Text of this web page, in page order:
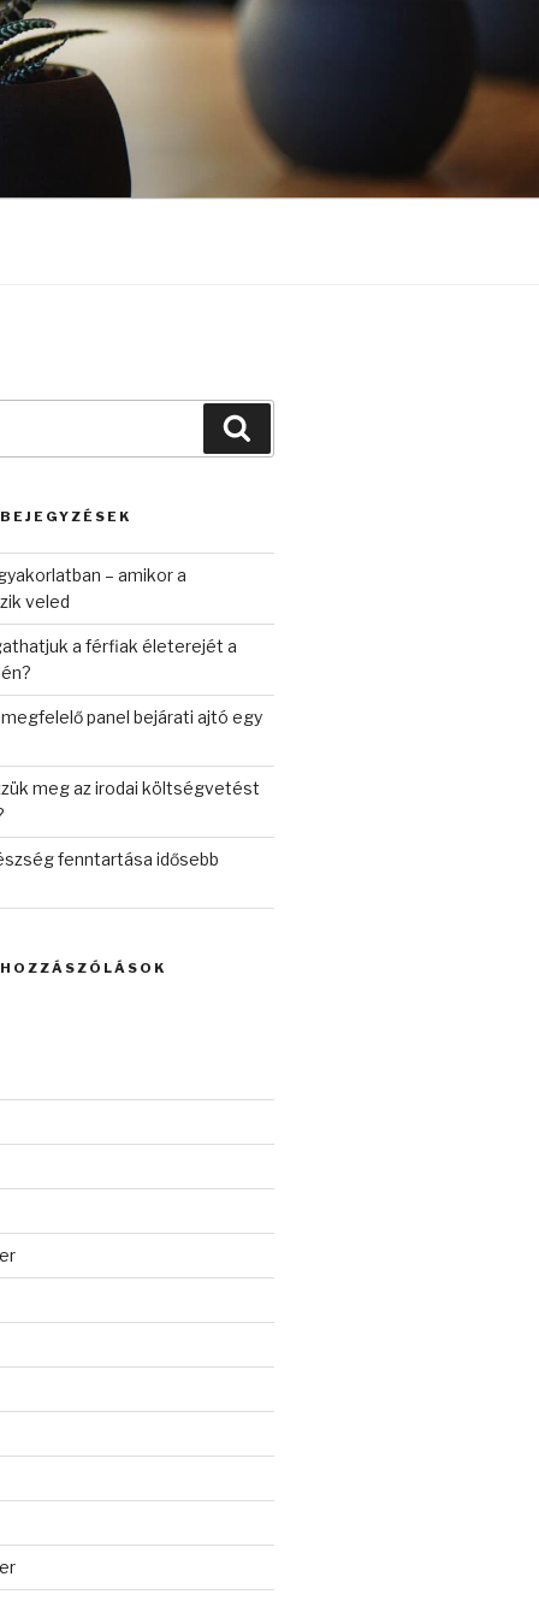
– amikor a
veled
a férfiak életerejét a
panel bejárati ajtó egy
meg az irodai költségvetést
fenntartása idősebb